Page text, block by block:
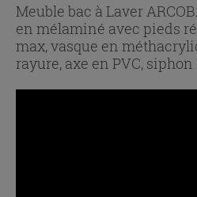
Meuble bac à Laver
en mélaminé avec pieds
max, vasque en
rayure, axe en PVC,